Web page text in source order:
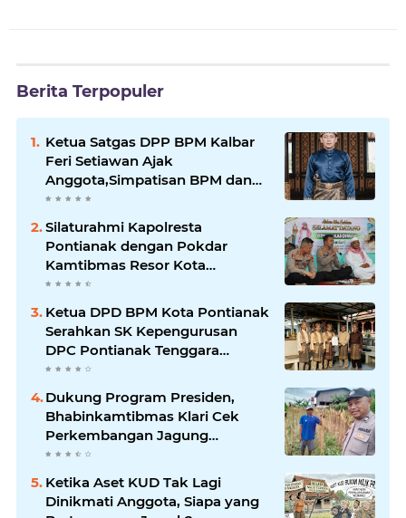
Berita Terpopuler
Ketua Satgas DPP BPM Kalbar
Feri Setiawan Ajak
Anggota,Simpatisan BPM dan
Masyarakat Kibarkan Merah
Silaturahmi Kapolresta
Pontianak dengan Pokdar
Kamtibmas Resor Kota
Pontianak
Ketua DPD BPM Kota Pontianak
Serahkan SK Kepengurusan
DPC Pontianak Tenggara
Periode 2026–2029
Dukung Program Presiden,
Bhabinkamtibmas Klari Cek
Perkembangan Jagung
Bersama Petani
Ketika Aset KUD Tak Lagi
Dinikmati Anggota, Siapa yang